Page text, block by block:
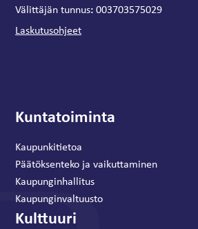
Välittäjän tunnus:003703575029
Laskutusohjeet
Kuntatoiminta
Kaupunkitietoa
Päätöksenteko ja vaikuttaminen
Kaupunginhallitus
Kaupunginvaltuusto
Kulttuuri